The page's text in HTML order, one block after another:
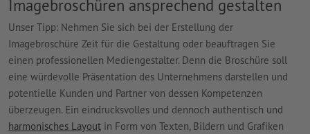
Imagebroschüren ansprechend gestalten
Unser Tipp: Nehmen Sie sich bei der Erstellung der
Imagebroschüre Zeit für die Gestaltung oder beauftragen Sie
einen professionellen Mediengestalter. Denn die Broschüre soll
eine würdevolle Präsentation des Unternehmens darstellen und
potentielle Kunden und Partner von dessen Kompetenzen
überzeugen. Ein eindrucksvolles und dennoch authentisch und
harmonisches Layout in Form von Texten, Bildern und Grafiken